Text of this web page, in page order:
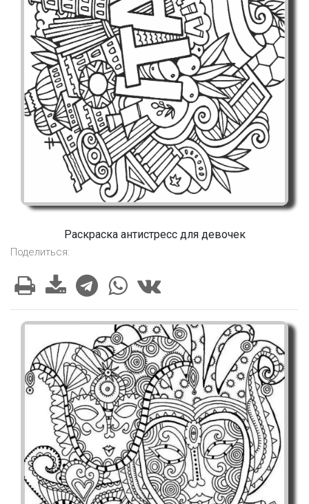
Раскраска антистресс для девочек
Поделиться: